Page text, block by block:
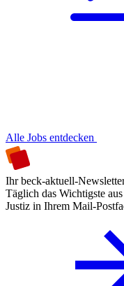
Alle Jobs entdecken
Ihr beck-aktuell-
Täglich das Wichtigste
Justiz in Ihrem Mail-